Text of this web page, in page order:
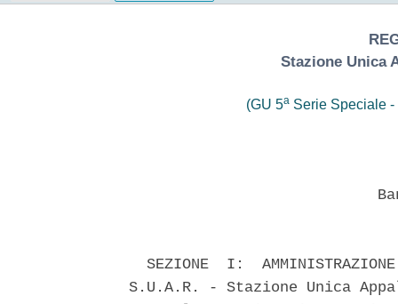
Stazione Unica
(GU 5aSerie Speciale -
SEZIONE  I:
S.U.A.R. - Stazione Unica